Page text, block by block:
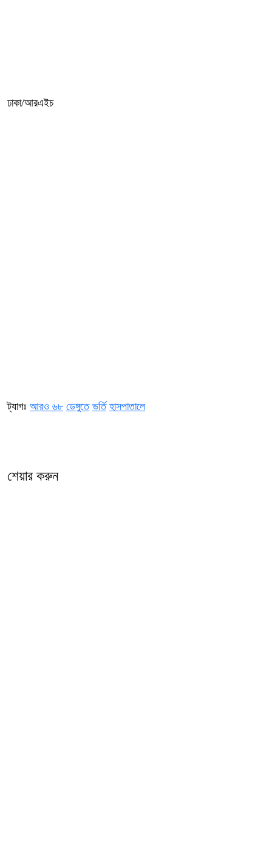
ঢাকা/আরএইচ
ট্যাগঃ আরও ৬৮ ডেঙ্গুতে ভর্তি হাসপাতালে
শেয়ার করুন